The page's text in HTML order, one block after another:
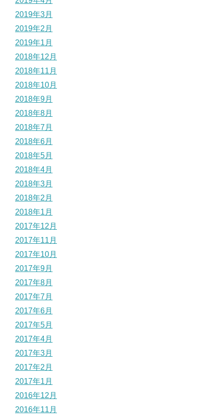
2019年3月
2019年2月
2019年1月
2018年12月
2018年11月
2018年10月
2018年9月
2018年8月
2018年7月
2018年6月
2018年5月
2018年4月
2018年3月
2018年2月
2018年1月
2017年12月
2017年11月
2017年10月
2017年9月
2017年8月
2017年7月
2017年6月
2017年5月
2017年4月
2017年3月
2017年2月
2017年1月
2016年12月
2016年11月